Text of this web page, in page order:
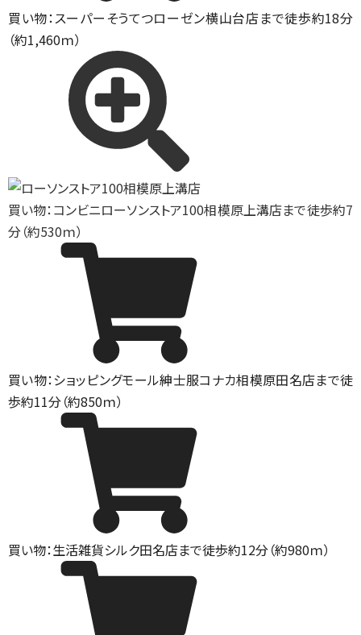
買い物：スーパーそうてつローゼン横山台店まで徒歩約18分
（約1,460ｍ）
買い物：コンビニローソンストア100相模原上溝店まで徒歩約7
分（約530ｍ）
買い物：ショッピングモール紳士服コナカ相模原田名店まで徒
歩約11分（約850ｍ）
買い物：生活雑貨シルク田名店まで徒歩約12分（約980ｍ）